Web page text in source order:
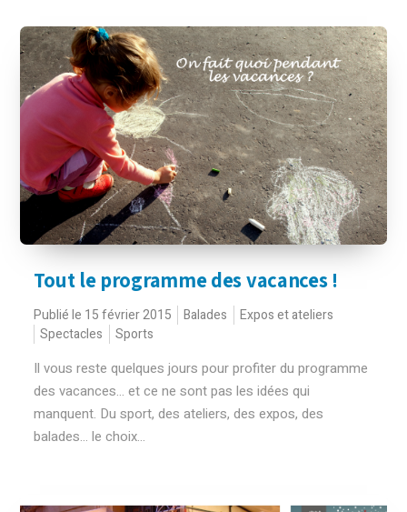
Tout le programme des vacances !
Publié le 15 février 2015 Balades
Expos et ateliers
Spectacles
Sports
Il vous reste quelques jours pour profiter du programme
des vacances... et ce ne sont pas les idées qui
manquent. Du sport, des ateliers, des expos, des
balades… le choix...